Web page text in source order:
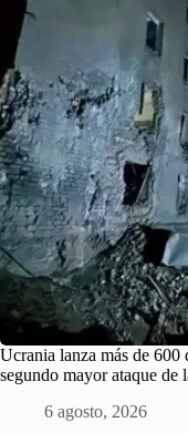
Ucrania lanza más de 600
segundo mayor ataque de
6 agosto, 2026